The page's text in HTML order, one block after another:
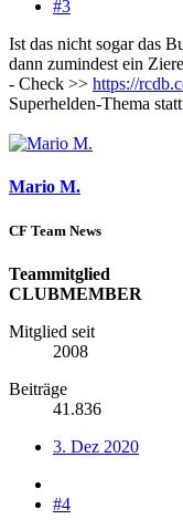
#3
Ist das nicht sogar das
dann zumindest ein
- Check >> https://
Superhelden-Thema
Mario M.
CF Team News
Teammitglied
CLUBMEMBER
Mitglied seit
2008
Beiträge
41.836
3. Dez 2020
#4